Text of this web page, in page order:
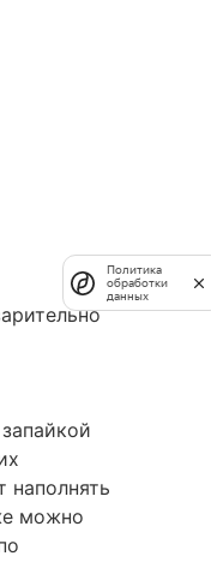
можно
Политика
обработки
данных